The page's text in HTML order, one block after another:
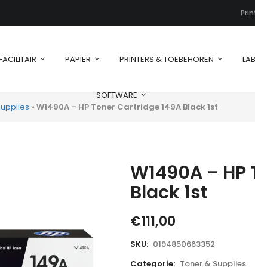
PAPIER PRINTERS & TOEBEHOREN
SOFTWARE
» W1490A – HP Toner Cartridge 149A Black 1st
W1490A –
Black 1st
€111,00
SKU: 0194850663352
Categorie: Toner & Supplies